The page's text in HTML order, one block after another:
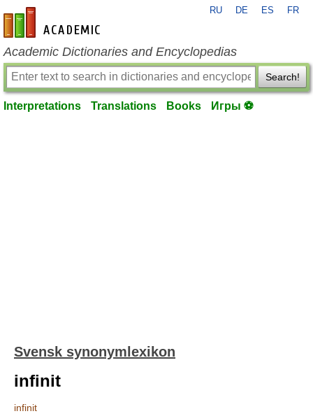
en-academic.com
RU DE ES FR
Academic Dictionaries and Encyclopedias
Search!
Interpretations Translations Books Игры ⚽
Svensk synonymlexikon
infinit
infinit